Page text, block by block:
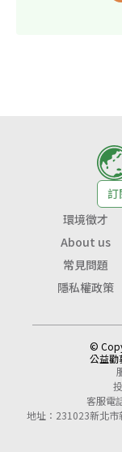
訂
環境徵才
About us
常見問題
隱私權政策
©
公益勸
客服電
地址：231023新北市